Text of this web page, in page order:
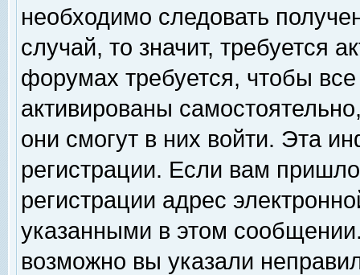
необходимо следовать
случай, то значит, требуется
форумах требуется, чтобы
активированы
они смогут в них войти. Эта
регистрации. Если вам
регистрации адрес
указанными в этом
возможно вы указали